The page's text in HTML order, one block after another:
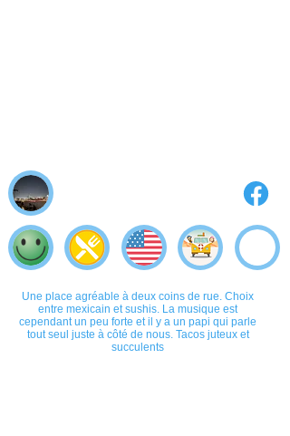
Une place agréable à deux coins de rue. Choix
entre mexicain et sushis. La musique est
cependant un peu forte et il y a un papi qui parle
tout seul juste à côté de nous. Tacos juteux et
succulents